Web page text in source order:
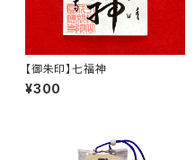
【御朱印】七福神
¥300